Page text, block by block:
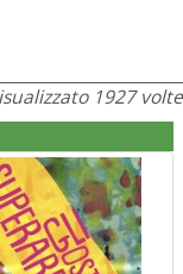
1927 volte